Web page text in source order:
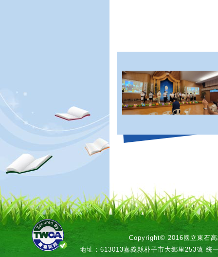
Copyright© 2016國立東石高
地址：613013嘉義縣朴子市大鄉里253號 統